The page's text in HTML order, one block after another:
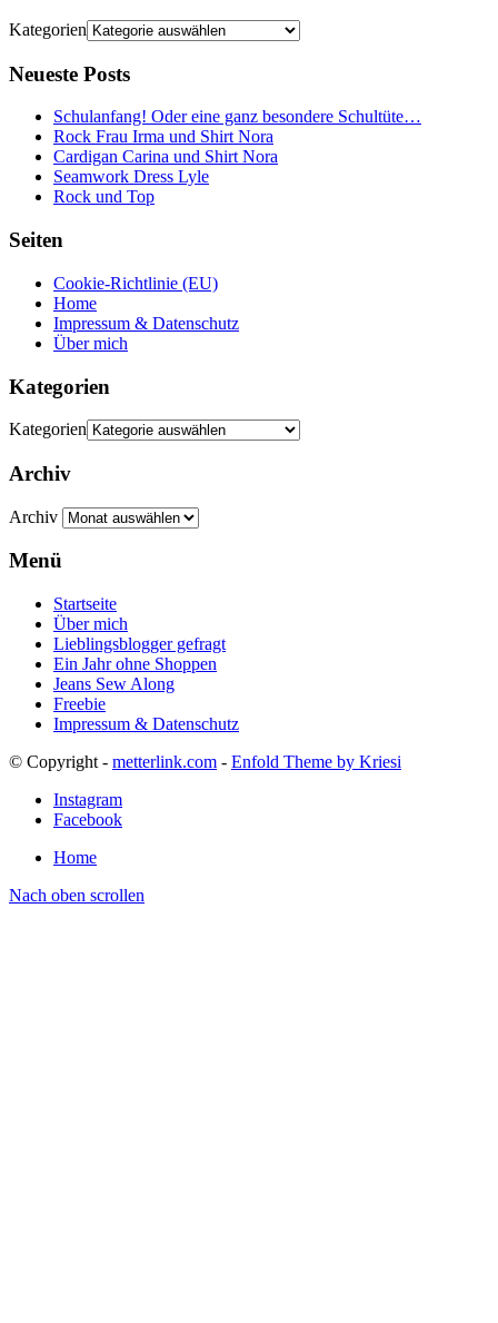
Kategorien
Neueste Posts
Schulanfang! Oder eine ganz besondere Schultüte…
Rock Frau Irma und Shirt Nora
Cardigan Carina und Shirt Nora
Seamwork Dress Lyle
Rock und Top
Seiten
Cookie-Richtlinie (EU)
Home
Impressum & Datenschutz
Über mich
Kategorien
Kategorien
Archiv
Archiv
Menü
Startseite
Über mich
Lieblingsblogger gefragt
Ein Jahr ohne Shoppen
Jeans Sew Along
Freebie
Impressum & Datenschutz
© Copyright - metterlink.com - Enfold Theme by Kriesi
Instagram
Facebook
Home
Nach oben scrollen